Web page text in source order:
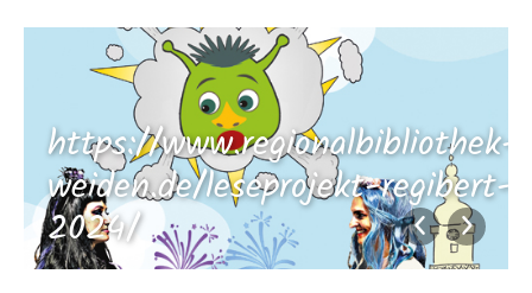
https://www.regionalbibliothek-
weiden.de/leseprojekt-regibert-
2024/